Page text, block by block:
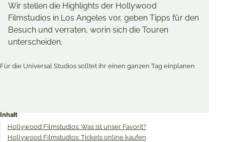
Wir stellen die Highlights der Hollywood
Filmstudios in Los Angeles vor, geben Tipps für den
Besuch und verraten, worin sich die Touren
unterscheiden.
Twitter
Inhalt
Hollywood Filmstudios: Was ist unser Favorit?
Hollywood Filmstudios: Tickets online kaufen